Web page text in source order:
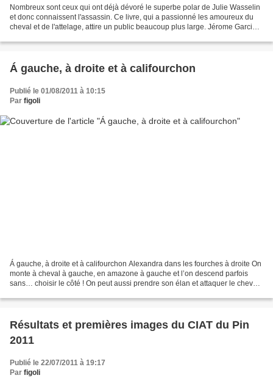
Nombreux sont ceux qui ont déjà dévoré le superbe polar de Julie Wasselin
et donc connaissent l'assassin. Ce livre, qui a passionné les amoureux du
cheval et de l'attelage, attire un public beaucoup plus large. Jérome Garcin
Á gauche, à droite et à califourchon
Publié le 01/08/2011 à 10:15
Par figoli
Á gauche, à droite et à califourchon Alexandra dans les fourches à droite On
monte à cheval à gauche, en amazone à gauche et l’on descend parfois
sans… choisir le côté ! On peut aussi prendre son élan et attaquer le cheval
Résultats et premières images du CIAT du Pin
2011
Publié le 22/07/2011 à 19:17
Par figoli